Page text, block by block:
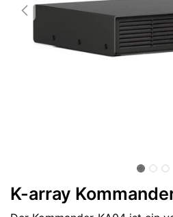
K-array